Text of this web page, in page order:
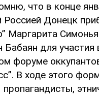
что в конце
Россией Донецк
Маргарита
Бабаян для участия
форуме
В ходе этого